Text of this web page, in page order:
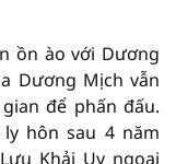
ồn ào với Dương
Dương Mịch vẫn
để phấn đấu.
hôn sau 4 năm
Khải Uy ngoại